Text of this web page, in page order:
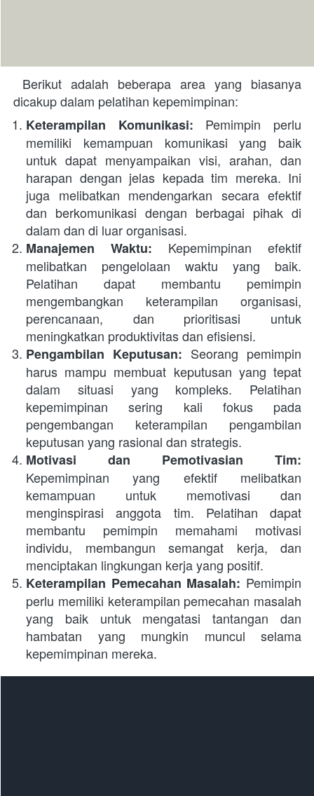
dicakup dalam pelatihan kepemimpinan:
Keterampilan Komunikasi: Pemimpin perlu
memiliki kemampuan komunikasi yang baik
untuk dapat menyampaikan visi, arahan, dan
harapan dengan jelas kepada tim mereka. Ini
juga melibatkan mendengarkan secara efektif
dan berkomunikasi dengan berbagai pihak di
dalam dan di luar organisasi.
Manajemen Waktu: Kepemimpinan efektif
melibatkan pengelolaan waktu yang baik.
Pelatihan dapat membantu pemimpin
mengembangkan keterampilan organisasi,
perencanaan, dan prioritisasi untuk
meningkatkan produktivitas dan efisiensi.
Pengambilan Keputusan: Seorang pemimpin
harus mampu membuat keputusan yang tepat
dalam situasi yang kompleks. Pelatihan
kepemimpinan sering kali fokus pada
pengembangan keterampilan pengambilan
keputusan yang rasional dan strategis.
Motivasi dan Pemotivasian Tim:
Kepemimpinan yang efektif melibatkan
kemampuan untuk memotivasi dan
menginspirasi anggota tim. Pelatihan dapat
membantu pemimpin memahami motivasi
individu, membangun semangat kerja, dan
menciptakan lingkungan kerja yang positif.
Keterampilan Pemecahan Masalah: Pemimpin
perlu memiliki keterampilan pemecahan masalah
yang baik untuk mengatasi tantangan dan
hambatan yang mungkin muncul selama
kepemimpinan mereka.